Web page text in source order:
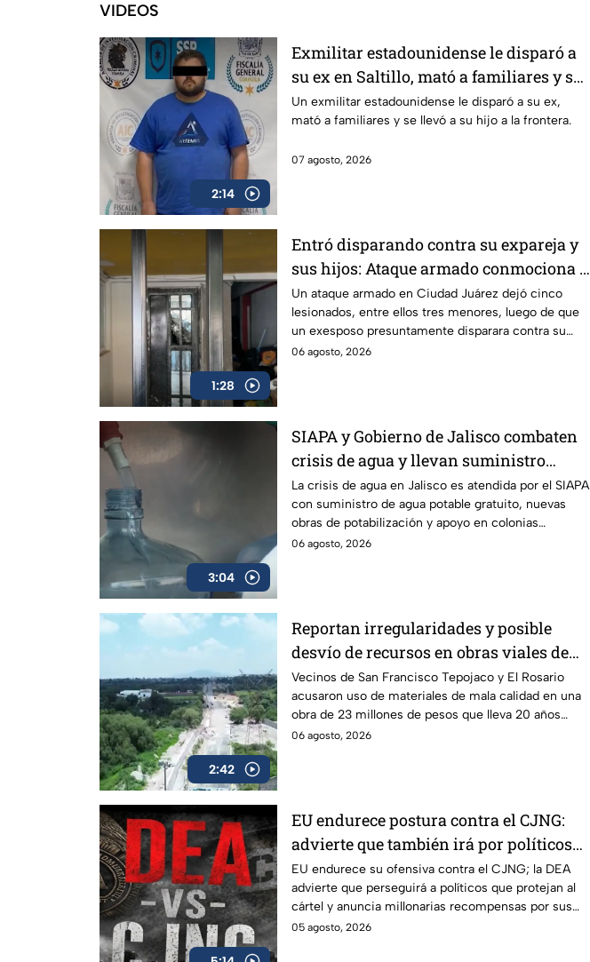
VIDEOS
2:14
Exmilitar estadounidense le disparó a
su ex en Saltillo, mató a familiares y se
llevó a su hijo
Un exmilitar estadounidense le disparó a su ex,
mató a familiares y se llevó a su hijo a la frontera.
07 agosto, 2026
1:28
Entró disparando contra su expareja y
sus hijos: Ataque armado conmociona a
Ciudad Juárez
Un ataque armado en Ciudad Juárez dejó cinco
lesionados, entre ellos tres menores, luego de que
un exesposo presuntamente disparara contra su
expareja y su nueva pareja.
06 agosto, 2026
3:04
SIAPA y Gobierno de Jalisco combaten
crisis de agua y llevan suministro
potable gratuito a colonias afectadas
La crisis de agua en Jalisco es atendida por el SIAPA
con suministro de agua potable gratuito, nuevas
obras de potabilización y apoyo en colonias
afectadas.
06 agosto, 2026
2:42
Reportan irregularidades y posible
desvío de recursos en obras viales de
Cuautitlán Izcalli, Edomex
Vecinos de San Francisco Tepojaco y El Rosario
acusaron uso de materiales de mala calidad en una
obra de 23 millones de pesos que lleva 20 años
inconclusa en Cuautitlán Izcalli, Edomex.
06 agosto, 2026
EU endurece postura contra el CJNG:
advierte que también irá por políticos
que protejan al cártel
EU endurece su ofensiva contra el CJNG; la DEA
advierte que perseguirá a políticos que protejan al
cártel y anuncia millonarias recompensas por sus
líderes.
05 agosto, 2026